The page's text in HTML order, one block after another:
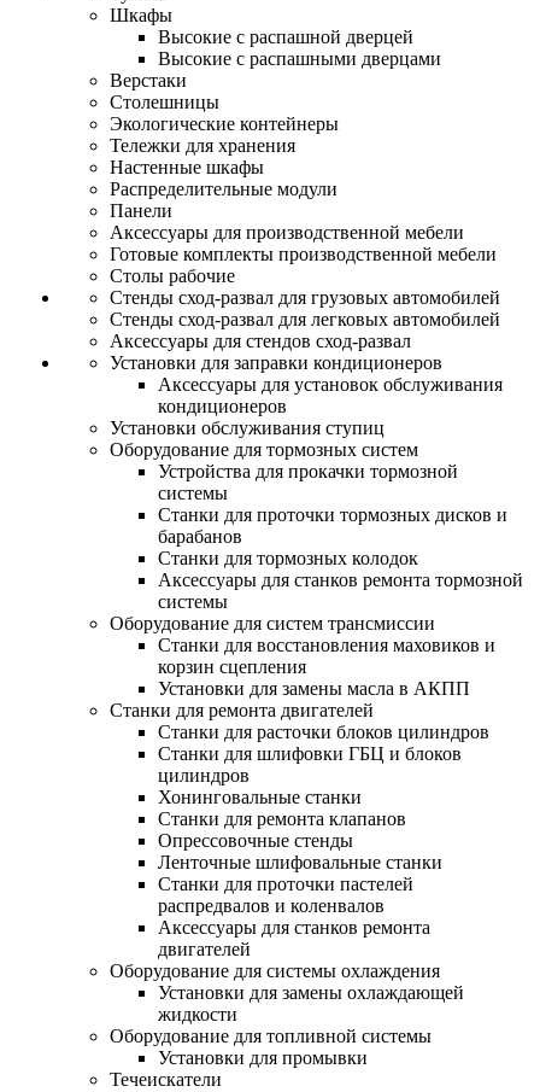
Шкафы
Высокие с распашной дверцей
Высокие с распашными дверцами
Верстаки
Столешницы
Экологические контейнеры
Тележки для хранения
Настенные шкафы
Распределительные модули
Панели
Аксессуары для производственной мебели
Готовые комплекты производственной мебели
Столы рабочие
Стенды сход-развал для грузовых автомобилей
Стенды сход-развал для легковых автомобилей
Аксессуары для стендов сход-развал
Установки для заправки кондиционеров
Аксессуары для установок обслуживания
кондиционеров
Установки обслуживания ступиц
Оборудование для тормозных систем
Устройства для прокачки тормозной
системы
Станки для проточки тормозных дисков и
барабанов
Станки для тормозных колодок
Аксессуары для станков ремонта тормозной
системы
Оборудование для систем трансмиссии
Станки для восстановления маховиков и
корзин сцепления
Установки для замены масла в АКПП
Станки для ремонта двигателей
Станки для расточки блоков цилиндров
Станки для шлифовки ГБЦ и блоков
цилиндров
Хонинговальные станки
Станки для ремонта клапанов
Опрессовочные стенды
Ленточные шлифовальные станки
Станки для проточки пастелей
распредвалов и коленвалов
Аксессуары для станков ремонта
двигателей
Оборудование для системы охлаждения
Установки для замены охлаждающей
жидкости
Оборудование для топливной системы
Установки для промывки
Течеискатели